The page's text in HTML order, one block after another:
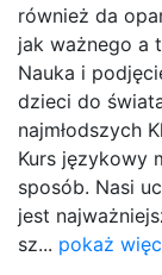
również da
jak ważnego a
Nauka i
dzieci do
najmłodszych
Kurs językowy
sposób. Nasi
jest
sz... pokaż